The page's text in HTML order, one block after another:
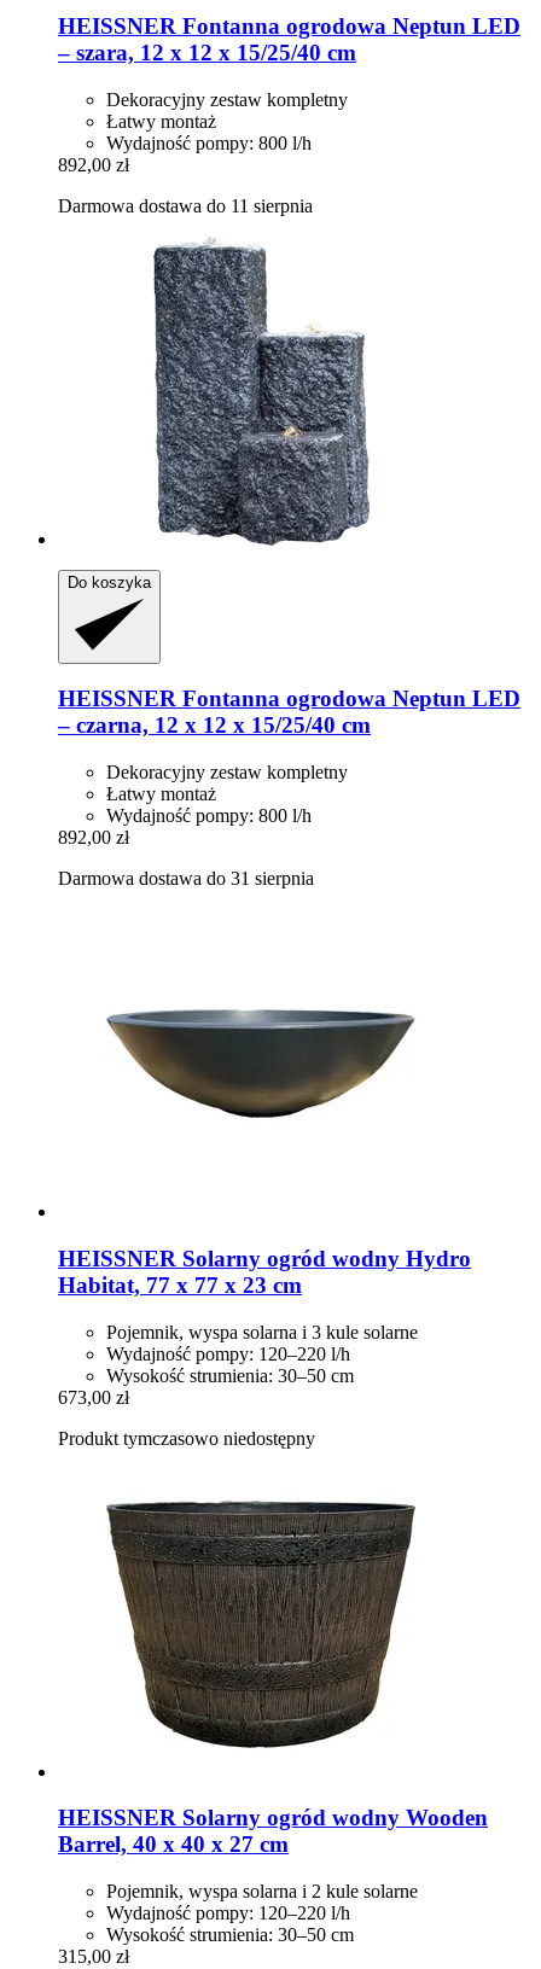
HEISSNER Fontanna ogrodowa Neptun LED
– szara, 12 x 12 x 15/25/40 cm
Dekoracyjny zestaw kompletny
Łatwy montaż
Wydajność pompy: 800 l/h
892,00 zł
Darmowa dostawa do 11 sierpnia
Do koszyka
HEISSNER Fontanna ogrodowa Neptun LED
– czarna, 12 x 12 x 15/25/40 cm
Dekoracyjny zestaw kompletny
Łatwy montaż
Wydajność pompy: 800 l/h
892,00 zł
Darmowa dostawa do 31 sierpnia
HEISSNER Solarny ogród wodny Hydro
Habitat, 77 x 77 x 23 cm
Pojemnik, wyspa solarna i 3 kule solarne
Wydajność pompy: 120–220 l/h
Wysokość strumienia: 30–50 cm
673,00 zł
Produkt tymczasowo niedostępny
HEISSNER Solarny ogród wodny Wooden
Barrel, 40 x 40 x 27 cm
Pojemnik, wyspa solarna i 2 kule solarne
Wydajność pompy: 120–220 l/h
Wysokość strumienia: 30–50 cm
315,00 zł